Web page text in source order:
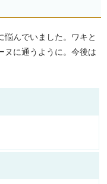
悩んでいました。ワキと
ヌに通うように。今後は